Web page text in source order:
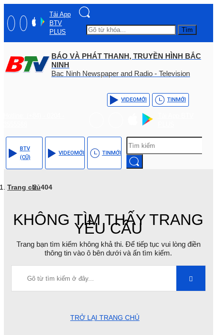
Tải App
BTV
PLUS
Tìm
BÁO VÀ PHÁT THANH, TRUYỀN HÌNH BẮC
NINH
Bac Ninh Newspaper and Radio - Television
VIDEOMỚI TINMỚI
BTV
(CŨ)
VIDEOMỚI TINMỚI
Trang chủ404
KHÔNG TÌM THẤY TRANG
YÊU CẦU
Trang bạn tìm kiếm không khả thi. Để tiếp tục vui lòng điền
thông tin vào ô bên dưới và ấn tìm kiếm.
TRỞ LẠI TRANG CHỦ